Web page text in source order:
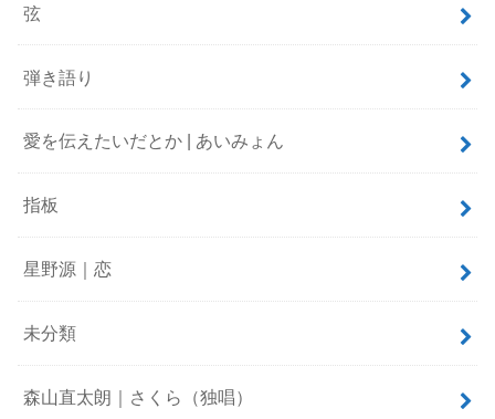
弦
弾き語り
愛を伝えたいだとか | あいみょん
指板
星野源｜恋
未分類
森山直太朗｜さくら（独唱）